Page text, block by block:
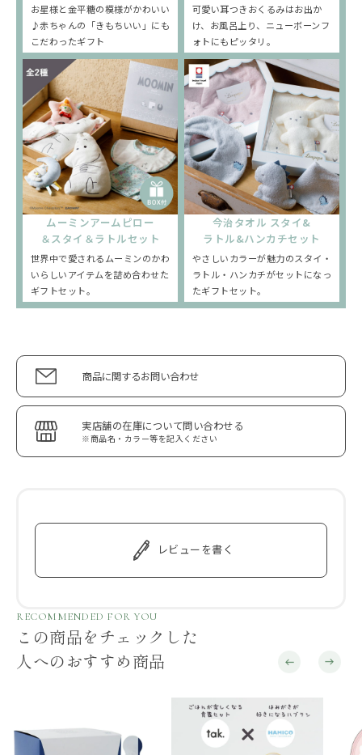
お星様と金平糖の模様がかわいい
♪赤ちゃんの「きもちいい」にも
こだわったギフト
可愛い耳つきおくるみはお出か
け、お風呂上り、ニューボーンフ
ォトにもピッタリ。
ムーミンアームピロー
＆スタイ＆ラトルセット
世界中で愛されるムーミンのかわ
いらしいアイテムを詰め合わせた
ギフトセット。
今治タオル スタイ&
ラトル&ハンカチセット
やさしいカラーが魅力のスタイ・
ラトル・ハンカチがセットになっ
たギフトセット。
商品に関するお問い合わせ
実店舗の在庫について問い合わせる
※商品名・カラー等を記入ください
レビューを書く
RECOMMENDED FOR YOU
この商品をチェックした
人へのおすすめ商品